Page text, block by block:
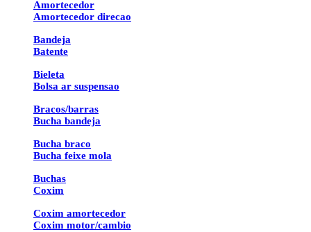
Amortecedor
Amortecedor direcao
Bandeja
Batente
Bieleta
Bolsa ar suspensao
Bracos/barras
Bucha bandeja
Bucha braco
Bucha feixe mola
Buchas
Coxim
Coxim amortecedor
Coxim motor/cambio